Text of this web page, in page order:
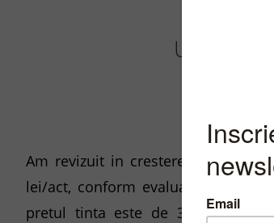
Update
Am revizuit in crestere cu 17,2%
lei/act, conform evaluarii prin
pretul tinta este de 31% fata de